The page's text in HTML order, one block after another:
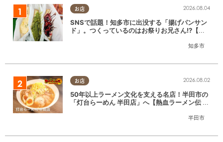
お店
知多市
2026.08.04
SNSで話題！知多市に出没する「揚げパンサン
ド」。つくっているのはお祭りお兄さん!?【ち
お店
半田市
2026.08.02
50年以上ラーメン文化を支える名店！半田市の
「灯台らーめん 半田店」へ【熱血ラーメン伝 8